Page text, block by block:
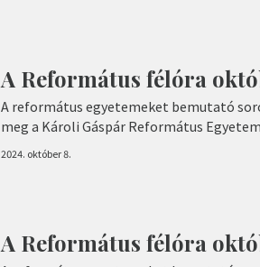
A Református félóra
A református egyetemeket bemutató
meg a Károli Gáspár Református
2024. október 8.
A Református félóra